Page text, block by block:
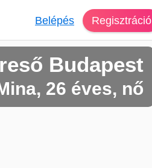
Belépés Regisztráció
Budapest
26 éves, nő